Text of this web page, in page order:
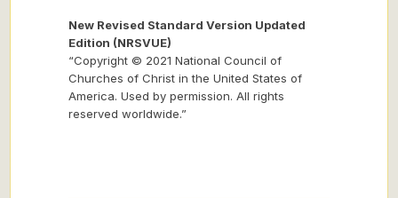
New Revised Standard Version Updated
Edition (NRSVUE)
“Copyright © 2021 National Council of
Churches of Christ in the United States of
America. Used by permission. All rights
reserved worldwide.”